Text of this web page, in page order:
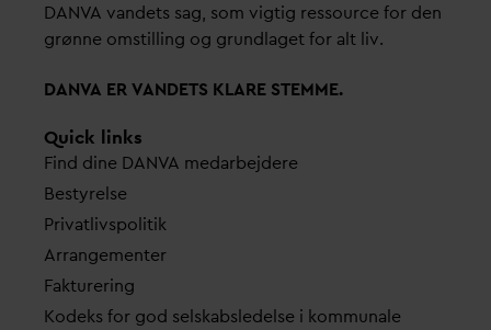
DANVA vandets sag, som vigtig ressource for den
grønne omstilling og grundlaget for alt liv.
DANVA ERVANDETS KLARE STEMME.
Quick links
Find dine DANVA medarbejdere
Bestyrelse
Privatlivspolitik
Arrangementer
Fakturering
Kodeks for god selskabsledelse i kommunale